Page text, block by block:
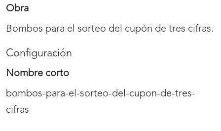
Obra
Bombos para el sorteo del cupón de tres cifras.
Configuración
Nombre corto
bombos-para-el-sorteo-del-cupon-de-tres-
cifras